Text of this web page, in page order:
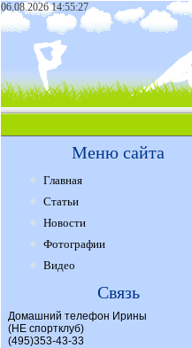
06.08.2026 14:55:27
Меню сайта
Главная
Статьи
Новости
Фотографии
Видео
Связь
Домашний телефон Ирины
(НЕ спортклуб)
(495)353-43-33